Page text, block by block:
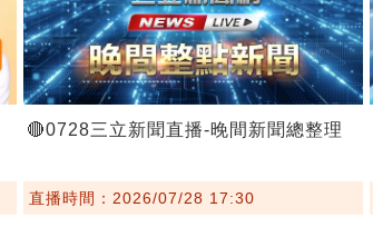
🔴0728三立新聞直播-晚間新聞總整理
直播時間：2026/07/28 17:30